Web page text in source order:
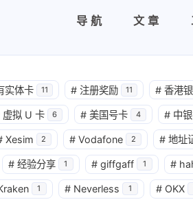
导航 文章
实体卡 11 # 注册奖励 11 # 香港
虚拟 U 卡 6 # 美国号卡 4 # 中
Xesim 2 # Vodafone 2 # 地址
# 经验分享 1 # giffgaff 1 #
1 # Neverless 1 # OKX